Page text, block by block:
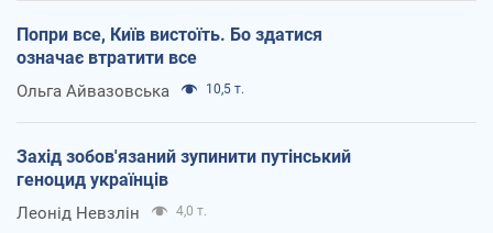
Попри все, Київ вистоїть. Бо здатися
означає втратити все
Ольга Айвазовська 10,5 т.
Захід зобов'язаний зупинити путінський
геноцид українців
Леонід Невзлін 4,0 т.